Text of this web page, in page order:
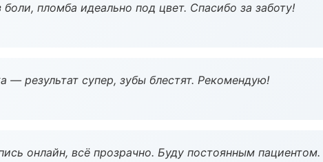
пломба идеально под цвет. Спасибо за заботу!
— результат супер, зубы блестят. Рекомендую!
онлайн, всё прозрачно. Буду постоянным пациентом.